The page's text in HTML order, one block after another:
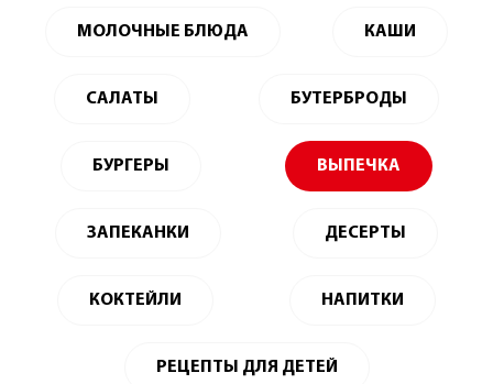
МОЛОЧНЫЕ БЛЮДА КАШИ
САЛАТЫ БУТЕРБРОДЫ
БУРГЕРЫ ВЫПЕЧКА
ЗАПЕКАНКИ ДЕСЕРТЫ
КОКТЕЙЛИ НАПИТКИ
РЕЦЕПТЫ ДЛЯ ДЕТЕЙ